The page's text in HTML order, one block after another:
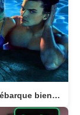
The Shards : le thriller de Ryan Murphy débarque bientôt sur Disney+